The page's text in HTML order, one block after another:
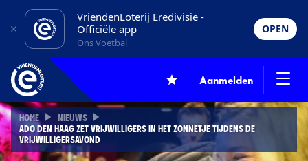
VriendenLoterij Eredivisie -
Officiële app
Ons Voetbal
OPEN
Aanmelden
HOME
NIEUWS
ADO DEN HAAG ZET VRIJWILLIGERS IN HET ZONNETJE TIJDENS DE
VRIJWILLIGERSAVOND